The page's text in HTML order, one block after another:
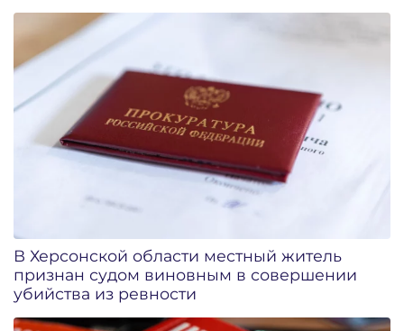
В Херсонской области местный житель
признан судом виновным в совершении
убийства из ревности